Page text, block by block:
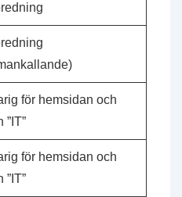
för hemsidan och
”IT”
för hemsidan och
”IT”